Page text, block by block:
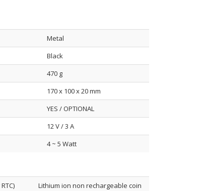
Metal
Black
470 g
170 x 100 x 20 mm
YES / OPTIONAL
12 V / 3 A
4 ~ 5 Watt
Lithium ion non rechargeable coin